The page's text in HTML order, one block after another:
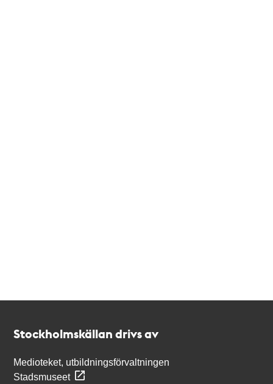
Stockholmskällan drivs av
Medioteket, utbildningsförvaltningen
Stadsmuseet